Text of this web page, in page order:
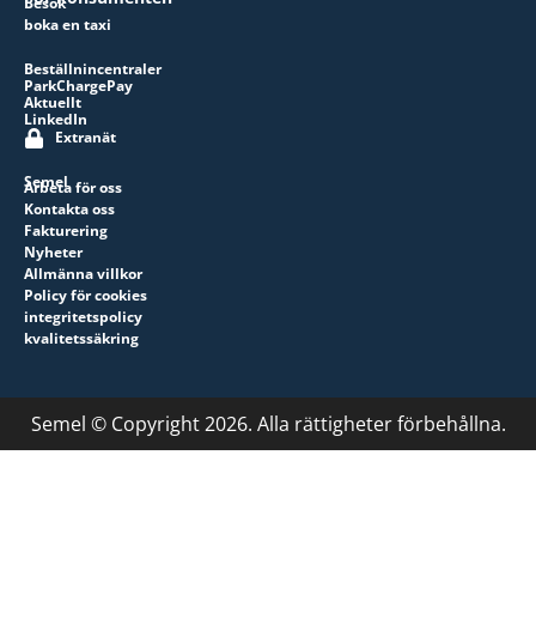
boka en taxi
Beställnincentraler
ParkChargePay
Aktuellt
LinkedIn
Extranät
Semel
Arbeta för oss
Kontakta oss
Fakturering
Nyheter
Allmänna villkor
Policy för cookies
integritetspolicy
kvalitetssäkring
Semel © Copyright 2026. Alla rättigheter förbehållna.